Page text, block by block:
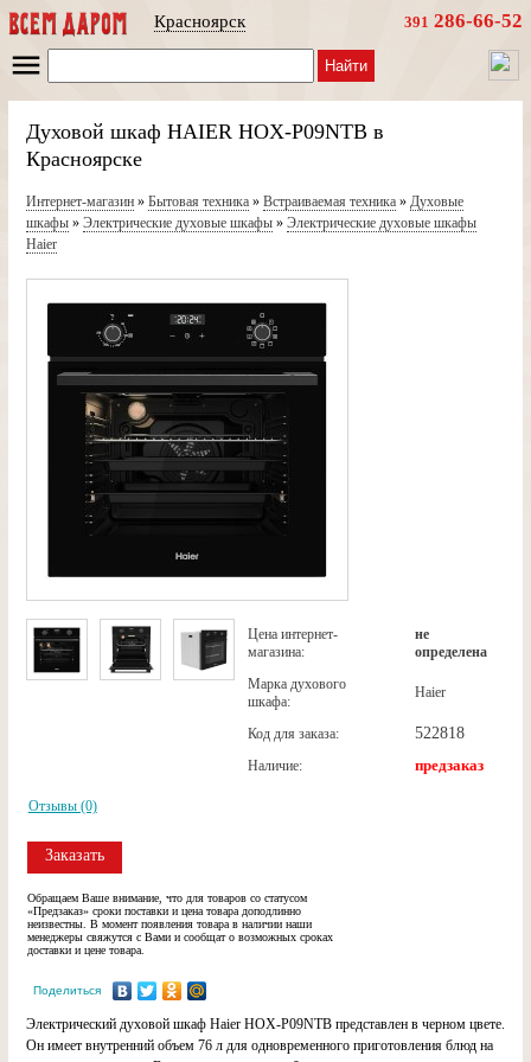
Красноярск 391 286-66-52
Найти
Духовой шкаф HAIER HOX-P09NTB в
Красноярске
Интернет-магазин» Бытовая техника» Встраиваемая техника» Духовые
шкафы» Электрические духовые шкафы» Электрические духовые шкафы
Haier
Цена интернет-
магазина:
не
определена
Марка духового
шкафа:
Haier
Код для заказа: 522818
Наличие: предзаказ
Отзывы (0)
Заказать
Обращаем Ваше внимание, что для товаров со статусом
«Предзаказ» сроки поставки и цена товара доподлинно
неизвестны. В момент появления товара в наличии наши
менеджеры свяжутся с Вами и сообщат о возможных сроках
доставки и цене товара.
Поделиться
Электрический духовой шкаф Haier HOX-P09NTB представлен в черном цвете.
Он имеет внутренний объем 76 л для одновременного приготовления блюд на